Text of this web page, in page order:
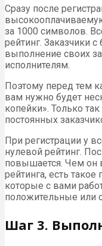
Сразу после
за 1000 символов.
рейтинг. Заказчики
выполнение своих
исполнителям.
Поэтому перед тем
вам нужно будет
копейки». Только
постоянных
При регистрации у
нулевой рейтинг.
повышается. Чем
рейтинга, есть
которые с вами
положительные или
Шаг 3.